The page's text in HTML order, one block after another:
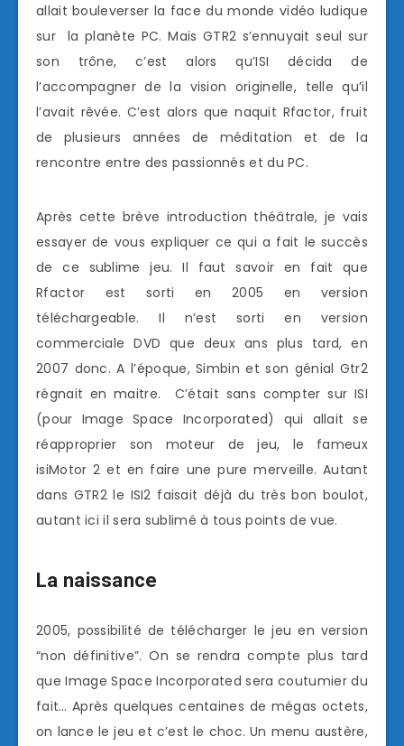
allait bouleverser la face du monde vidéo ludique
sur la planète PC. Mais GTR2 s’ennuyait seul sur
son trône, c’est alors qu’ISI décida de
l’accompagner de la vision originelle, telle qu’il
l’avait rêvée. C’est alors que naquit Rfactor, fruit
de plusieurs années de méditation et de la
rencontre entre des passionnés et du PC.
Après cette brève introduction théâtrale, je vais
essayer de vous expliquer ce qui a fait le succès
de ce sublime jeu. Il faut savoir en fait que
Rfactor est sorti en 2005 en version
téléchargeable. Il n’est sorti en version
commerciale DVD que deux ans plus tard, en
2007 donc. A l’époque, Simbin et son génial Gtr2
régnait en maitre. C’était sans compter sur ISI
(pour Image Space Incorporated) qui allait se
réapproprier son moteur de jeu, le fameux
isiMotor 2 et en faire une pure merveille. Autant
dans GTR2 le ISI2 faisait déjà du très bon boulot,
autant ici il sera sublimé à tous points de vue.
La naissance
2005, possibilité de télécharger le jeu en version
“non définitive”. On se rendra compte plus tard
que Image Space Incorporated sera coutumier du
fait… Après quelques centaines de mégas octets,
on lance le jeu et c’est le choc. Un menu austère,